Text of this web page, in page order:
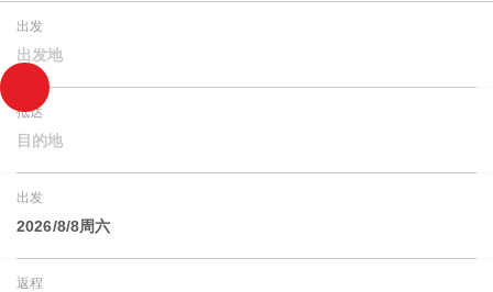
出发
出发地
抵达
目的地
出发
2026/8/8周六
返程